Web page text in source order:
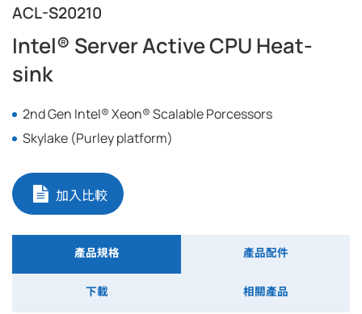
ACL-S20210
Intel® Server Active CPU Heat-
sink
2nd Gen Intel® Xeon® Scalable Porcessors
Skylake (Purley platform)
加入比較
產品規格 產品配件
下載 相關產品